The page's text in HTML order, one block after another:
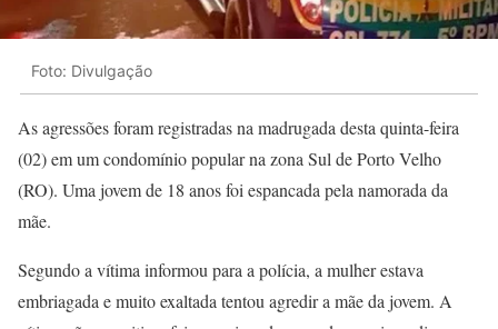
Foto: Divulgação
As agressões foram registradas na madrugada desta quinta-feira
(02) em um condomínio popular na zona Sul de Porto Velho
(RO). Uma jovem de 18 anos foi espancada pela namorada da
mãe.
Segundo a vítima informou para a polícia, a mulher estava
embriagada e muito exaltada tentou agredir a mãe da jovem. A